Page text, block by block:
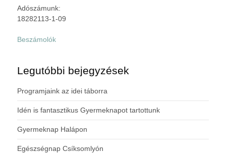
Adószámunk:
18282113-1-09
Beszámolók
Legutóbbi bejegyzések
Programjaink az idei táborra
Idén is fantasztikus Gyermeknapot tartottunk
Gyermeknap Halápon
Egészségnap Csíksomlyón